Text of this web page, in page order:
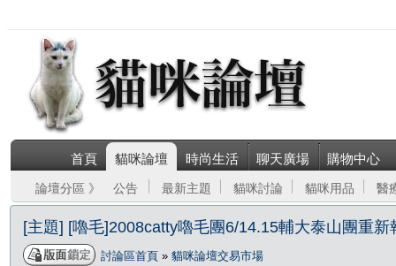
首頁 貓咪論壇 時尚生活 聊天廣場 購物中心
論壇分區 》 公告 最新主題 貓咪討論 貓咪用品 醫
[主題] [嚕毛]2008catty嚕毛團6/14.15輔大泰山團重新
討論區首頁 » 貓咪論壇交易市場